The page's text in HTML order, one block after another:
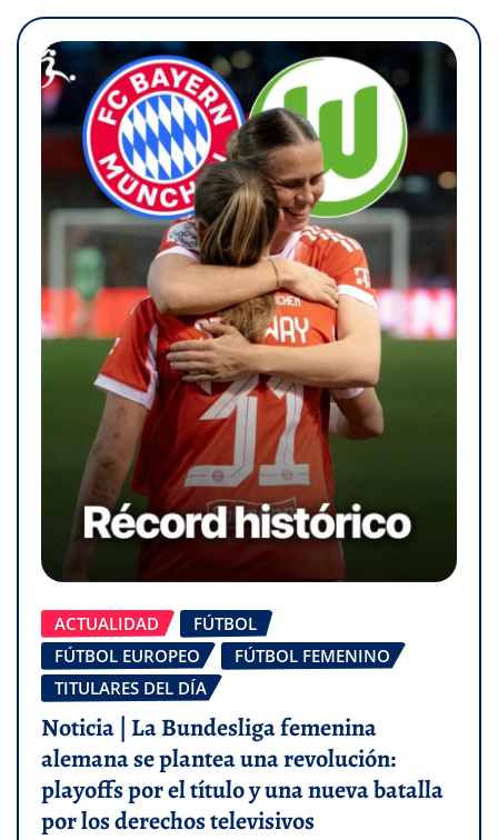
ACTUALIDAD
FÚTBOL
FÚTBOL EUROPEO
FÚTBOL FEMENINO
TITULARES DEL DÍA
Noticia | La Bundesliga femenina
alemana se plantea una revolución:
playoffs por el título y una nueva batalla
por los derechos televisivos